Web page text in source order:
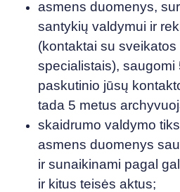
asmens duomenys,
santykių valdymui ir
(kontaktai su sveikatos
specialistais), saugomi
paskutinio jūsų
tada 5 metus
skaidrumo valdymo
asmens duomenys
ir sunaikinami pagal
ir kitus teisės aktus;